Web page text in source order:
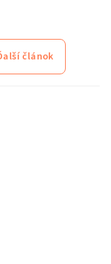
článok